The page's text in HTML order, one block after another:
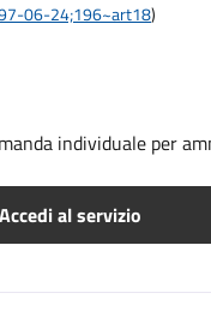
06-24;196~art18)
individuale per
Accedi al servizio